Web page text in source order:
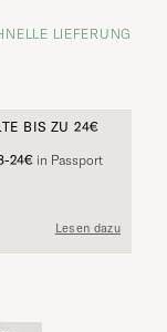
LIEFERUNG
BIS ZU 24€
24€ in Passport
Lesen dazu